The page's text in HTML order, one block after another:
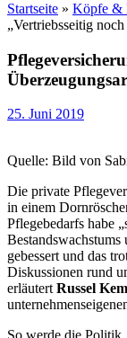
Startseite » Köpfe &
„Vertriebsseitig
25. Juni 2019
Quelle: Bild von
Die private
in einem
Pflegebedarfs habe
gebessert und das
Diskussionen rund
erläutertRussel